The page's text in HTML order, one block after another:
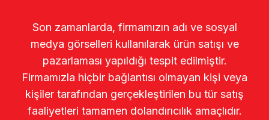
Son zamanlarda, firmamızın adı ve sosyal
medya görselleri kullanılarak ürün satışı ve
pazarlaması yapıldığı tespit edilmiştir.
Firmamızla hiçbir bağlantısı olmayan kişi veya
kişiler tarafından gerçekleştirilen bu tür satış
faaliyetleri tamamen dolandırıcılık amaçlıdır.